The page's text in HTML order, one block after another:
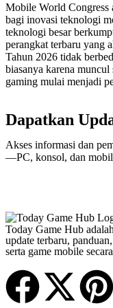
Mobile World Congress
bagi inovasi teknologi
teknologi besar
perangkat terbaru yang
Tahun 2026 tidak
biasanya karena
gaming mulai menjadi
Dapatkan
Akses informasi dan
—PC, konsol, dan
Today Game Hub
update terbaru,
serta game mobile